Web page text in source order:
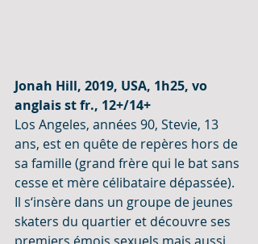
Jonah Hill, 2019, USA, 1h25, vo
anglais st fr., 12+/14+
Los Angeles, années 90, Stevie, 13
ans, est en quête de repères hors de
sa famille (grand frère qui le bat sans
cesse et mère célibataire dépassée).
Il s‘insère dans un groupe de jeunes
skaters du quartier et découvre ses